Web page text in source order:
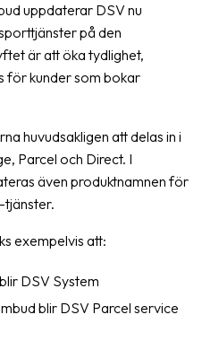
uppdaterar DSV nu
på den
är att öka tydlighet,
för kunder som bokar
huvudsakligen att delas in i
Parcel och Direct. I
även produktnamnen för
tjänster.
exempelvis att:
DSV System
blir DSV Parcel service